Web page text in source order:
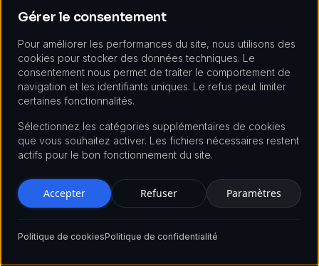
Une Sécurité Qui Résiste aux
Audits
Les six couches de sécurité qui protègent chaque
transaction et passent les revues externes
Gérer le consentement
Pour améliorer les performances du site, nous utilisons des
cookies pour stocker des données techniques. Le
consentement nous permet de traiter le comportement de
navigation et les identifiants uniques. Le refus peut limiter
certaines fonctionnalités.
Sélectionnez les catégories supplémentaires de cookies
que vous souhaitez activer. Les fichiers nécessaires restent
actifs pour le bon fonctionnement du site.
Accepter Refuser Paramètres
Politique de cookiesPolitique de confidentialité